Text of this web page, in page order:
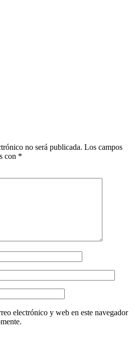
no será publicada. Los campos
con *
electrónico y web en este navegador